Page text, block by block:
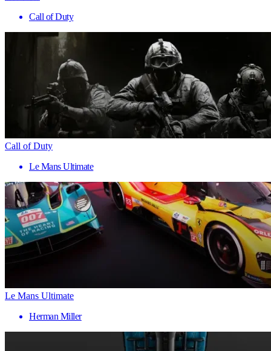
Call of Duty
Call of Duty
Le Mans Ultimate
Le Mans Ultimate
Herman Miller